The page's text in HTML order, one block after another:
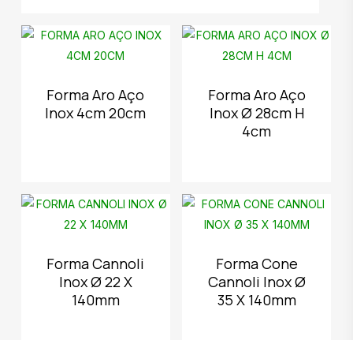
Forma Aro Aço
Inox 4cm 20cm
Forma Aro Aço
Inox Ø 28cm H
4cm
Forma Cannoli
Inox Ø 22 X
140mm
Forma Cone
Cannoli Inox Ø
35 X 140mm